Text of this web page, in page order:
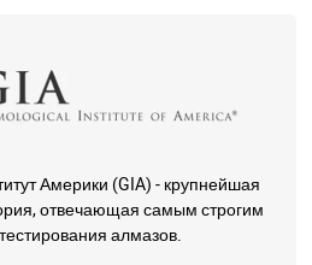
Америки (GIA) - крупнейшая
отвечающая самым строгим
алмазов.